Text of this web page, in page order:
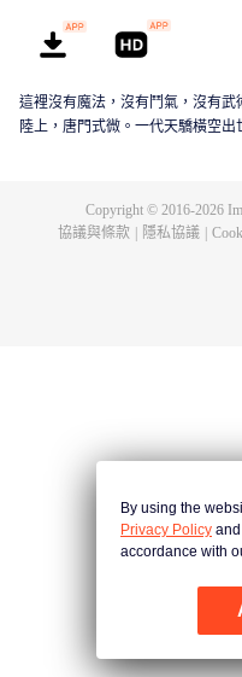
這裡沒有魔法，沒有鬥氣，沒有
陸上，唐門式微。一代天驕橫空
Copyright © 2016-2026
協議與條款
隱私協議
By using the
Privacy Policy
accordance with